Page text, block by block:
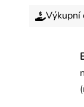
Výkupní